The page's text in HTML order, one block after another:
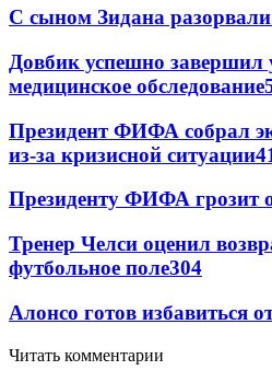
С сыном Зидана
Довбик успешно завершил
медицинское обследование
Президент ФИФА собрал
из-за кризисной ситуации
Президенту ФИФА грозит
Тренер Челси оценил
футбольное поле304
Алонсо готов избавиться
Читать комментарии